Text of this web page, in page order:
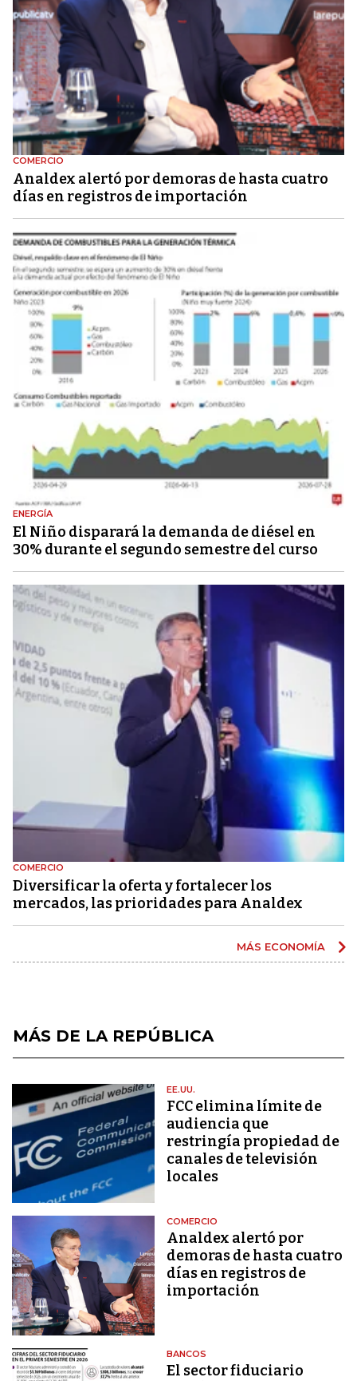
COMERCIO
Analdex alertó por demoras de hasta cuatro
días en registros de importación
ENERGÍA
El Niño disparará la demanda de diésel en
30% durante el segundo semestre del curso
COMERCIO
Diversificar la oferta y fortalecer los
mercados, las prioridades para Analdex
MÁS ECONOMÍA
MÁS DE LA REPÚBLICA
EE.UU.
FCC elimina límite de
audiencia que
restringía propiedad de
canales de televisión
locales
COMERCIO
Analdex alertó por
demoras de hasta cuatro
días en registros de
importación
BANCOS
El sector fiduciario